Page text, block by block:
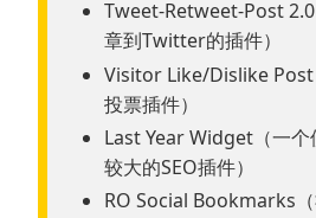
Tweet-Retweet-Post
章到Twitter的插件）
Visitor Like/Dislike
投票插件）
Last Year Widget（一个
较大的SEO插件）
RO Social Bookmarks（